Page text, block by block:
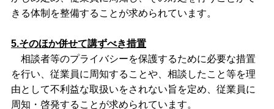
きる体制を整備することが求められています。
5.そのほか併せて講ずべき措置
相談者等のプライバシーを保護するために必要な措置
を行い、従業員に周知することや、相談したこと等を理
由として不利益な取扱いをされない旨を定め、従業員に
周知・啓発することが求められています。